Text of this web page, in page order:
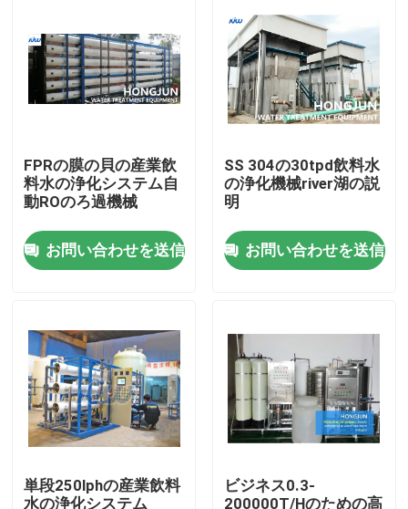
プロダクト
私達について
工場旅行
品質管理
私達に連絡しなさい
ニュース
場合
産業浄水装置
逆浸透の浄水装置
FPRの膜の貝の産業飲
料水の浄化システム自
動ROのろ過機械
お問い合わせを送信
SS 304の30tpd飲料水
の浄化機械river湖の説
明
お問い合わせを送信
単段250lphの産業飲料
水の浄化システム
ビジネス0.3-
200000T/Hのための高